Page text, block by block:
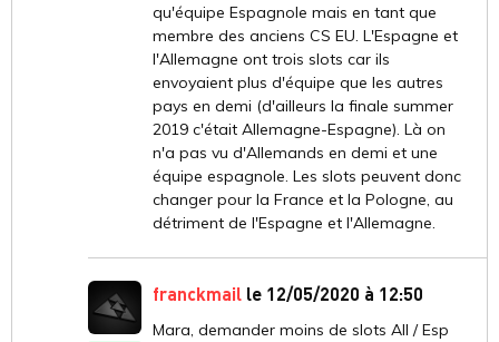
qu'équipe Espagnole mais en tant que
membre des anciens CS EU. L'Espagne et
l'Allemagne ont trois slots car ils
envoyaient plus d'équipe que les autres
pays en demi (d'ailleurs la finale summer
2019 c'était Allemagne-Espagne). Là on
n'a pas vu d'Allemands en demi et une
équipe espagnole. Les slots peuvent donc
changer pour la France et la Pologne, au
détriment de l'Espagne et l'Allemagne.
franckmail le 12/05/2020 à 12:50
Mara, demander moins de slots All / Esp